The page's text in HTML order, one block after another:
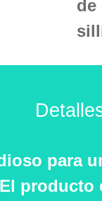
de
para
producto